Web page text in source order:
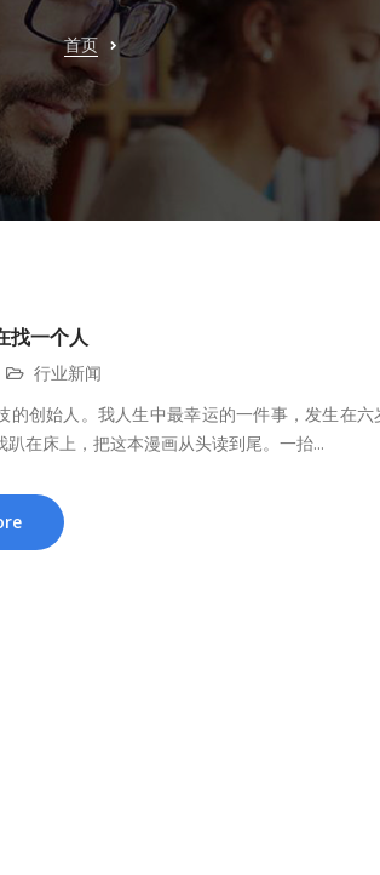
首页
找一个人
行业新闻
的创始人。我人生中最幸运的一件事，发生
在床上，把这本漫画从头读到尾。一抬...